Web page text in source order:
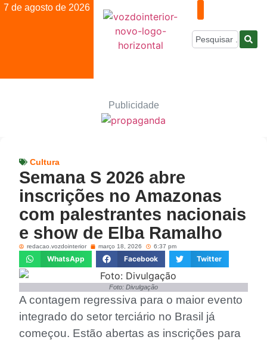
7 de agosto de 2026
Publicidade
Cultura
Semana S 2026 abre
inscrições no Amazonas
com palestrantes nacionais
e show de Elba Ramalho
redacao.vozdointerior março 18, 2026 6:37 pm
WhatsApp Facebook Twitter
Foto: Divulgação
A contagem regressiva para o maior evento
integrado do setor terciário no Brasil já
começou. Estão abertas as inscrições para